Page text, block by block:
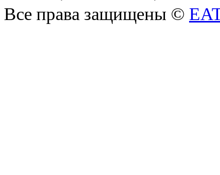
Все права защищены ©